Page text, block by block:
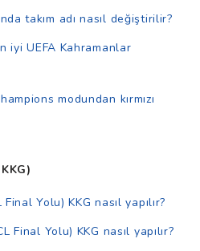
takım adı nasıl değiştirilir?
iyi UEFA Kahramanlar
modundan kırmızı
Yolu) KKG nasıl yapılır?
Final Yolu) KKG nasıl yapılır?